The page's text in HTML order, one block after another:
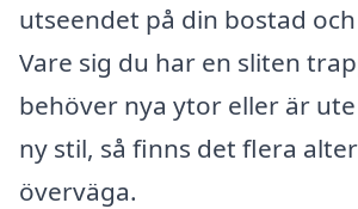
utseendet på din bostad
Vare sig du har en sliten
behöver nya ytor eller är
ny stil, så finns det flera
överväga.